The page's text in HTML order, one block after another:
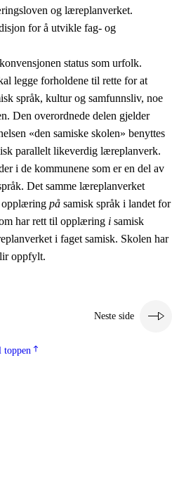
og læreplanverket.
for å utvikle fag- og
status som urfolk.
legge forholdene til rette for at
språk, kultur og samfunnsliv, noe
Den overordnede delen gjelder
«den samiske skolen» benyttes
parallelt likeverdig læreplanverk.
i de kommunene som er en del av
Det samme læreplanverket
opplæring på samisk språk i landet for
har rett til opplæring i samisk
i faget samisk. Skolen har
oppfylt.
Neste side
toppen